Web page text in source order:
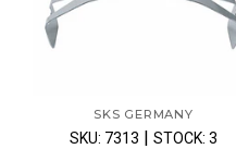
SKS GERMANY
SKU: 7313 | STOCK: 3